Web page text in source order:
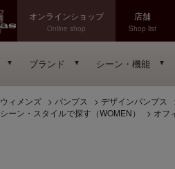
オンラインショップ
Online shop
店舗
Shop list
ブランド シーン・機能
ウィメンズ > パンプス > デザインパンプス
シーン・スタイルで探す（WOMEN） > オフ